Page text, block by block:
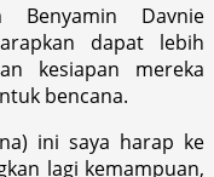
Benyamin Davnie
dapat lebih
kesiapan mereka
bencana.
ini saya harap ke
lagi kemampuan,